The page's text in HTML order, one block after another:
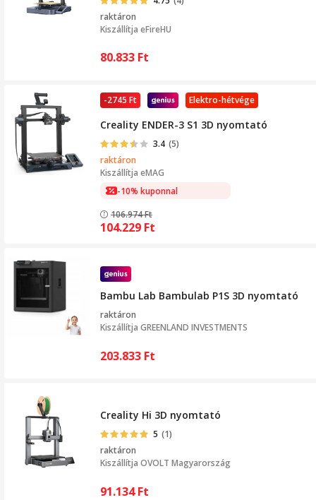
raktáron
Kiszállítja eFireHU
80.833 Ft
Elektro-hétvége
-2745 Ft
Creality ENDER-3 S1 3D nyomtató
3.4 (5)
raktáron
Kiszállítja eMAG
-10% kuponnal
106.974Ft
104.229 Ft
Bambu Lab Bambulab P1S 3D nyomtató
raktáron
Kiszállítja GREENLAND INVESTMENTS
203.833 Ft
Creality Hi 3D nyomtató
5 (1)
raktáron
Kiszállítja OVOLT Magyarország
91.134Ft